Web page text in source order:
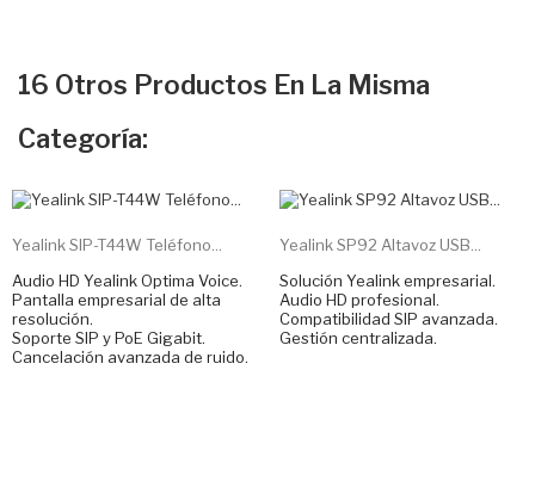
16 Otros Productos En La Misma
Categoría:
Yealink SIP-T44W Teléfono...
Audio HD Yealink Optima Voice.
Pantalla empresarial de alta
resolución.
Soporte SIP y PoE Gigabit.
Cancelación avanzada de ruido.
Yealink SP92 Altavoz USB...
Solución Yealink empresarial.
Audio HD profesional.
Compatibilidad SIP avanzada.
Gestión centralizada.